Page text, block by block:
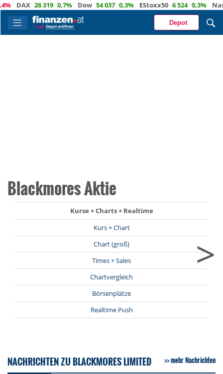
DAX 26 319 0,7% Dow 54 037 0,3% EStoxx50 6 524 0,3% Nasdaq
Depot
Blackmores Aktie
Kurse + Charts + Realtime
Kurs + Chart
Chart (groß)
Times + Sales
Chartvergleich
Börsenplätze
Realtime Push
>
NACHRICHTEN ZU BLACKMORES LIMITED mehr Nachrichten